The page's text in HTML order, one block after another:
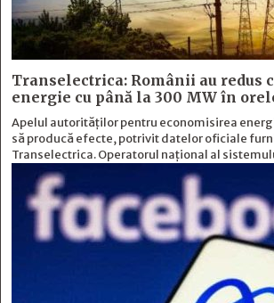
Transelectrica: Românii au redus
energie cu până la 300 MW în
Apelul autorităților pentru economisirea
să producă efecte, potrivit datelor oficiale
Transelectrica. Operatorul național al